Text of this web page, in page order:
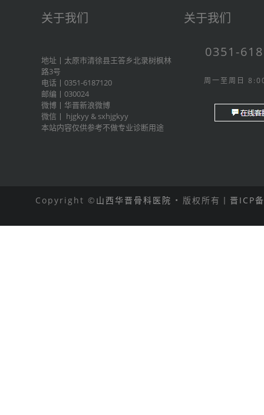
关于我们
地址丨太原市清徐县王答乡北录树枫林
路3号
电话丨0351-6187120
邮编丨030024
微博丨 华晋新浪微博
微信丨 hjgkyy & sxhjgkyy
本站内容仅供参考不做专业诊断用途
关于我们
0351-
周一至周日
Copyright © 山西华晋骨科医院 • 版权所有丨 晋ICP